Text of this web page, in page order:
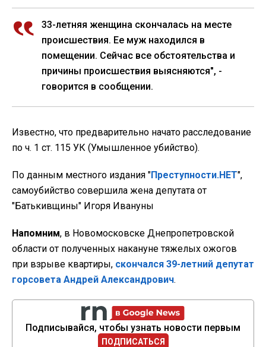
33-летняя женщина скончалась на месте
происшествия. Ее муж находился в
помещении. Сейчас все обстоятельства и
причины происшествия выясняются", -
говорится в сообщении.
Известно, что предварительно начато расследование
по ч. 1 ст. 115 УК (Умышленное убийство).
По данным местного издания "Преступности.НЕТ",
самоубийство совершила жена депутата от
"Батькивщины" Игоря Ивануны
Напомним, в Новомосковске Днепропетровской
области от полученных накануне тяжелых ожогов
при взрыве квартиры, скончался 39-летний депутат
горсовета Андрей Александрович.
Подписывайся, чтобы узнать новости первым
ПОДПИСАТЬСЯ